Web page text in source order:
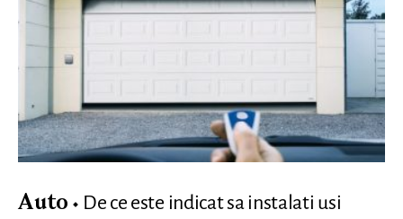
Auto
De ce este indicat sa instalati usi